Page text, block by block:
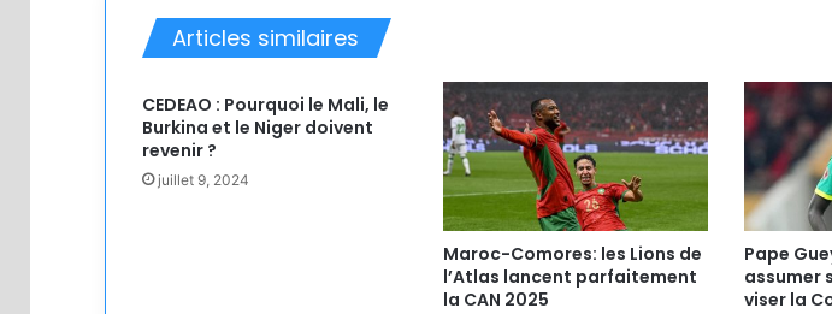
Articles similaires
CEDEAO : Pourquoi le Mali, le
Burkina et le Niger doivent
revenir ?
juillet 9, 2024
Maroc-Comores: les Lions de
l’Atlas lancent parfaitement
la CAN 2025
Pape
assumer
viser la